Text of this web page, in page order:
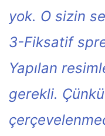
yok. O sizin
3-Fiksatif
Yapılan
gerekli.